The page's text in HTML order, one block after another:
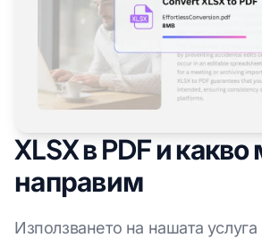
XLSX в PDF и
направим
Използването на нашата услуга